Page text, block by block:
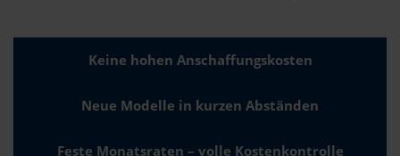
Keine hohen Anschaffungskosten
Neue Modelle in kurzen Abständen
Feste Monatsraten – volle Kostenkontrolle